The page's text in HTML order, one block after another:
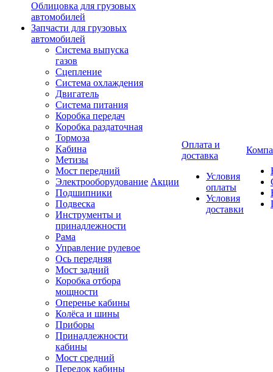
Облицовка для грузовых
автомобилей
Запчасти для грузовых
автомобилей
Система выпуска
газов
Сцепление
Система охлаждения
Двигатель
Система питания
Коробка передач
Коробка раздаточная
Тормоза
Кабина
Метизы
Мост передний
Электрооборудование
Подшипники
Подвеска
Инструменты и
принадлежности
Рама
Управление рулевое
Ось передняя
Мост задний
Коробка отбора
мощности
Оперенье кабины
Колёса и шины
Приборы
Принадлежности
кабины
Мост средний
Передок кабины
Акции
Оплата и
доставка
Условия
оплаты
Условия
доставки